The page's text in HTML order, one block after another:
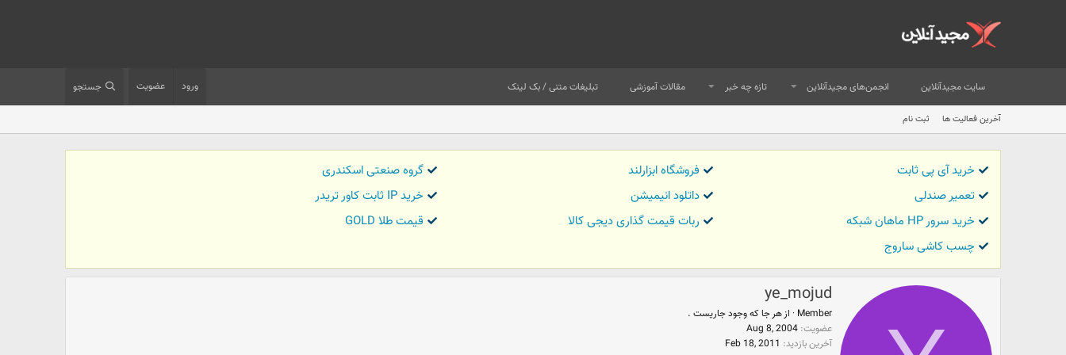
سایت مجیدآنلاین انجمن‌های مجیدآنلاین تازه چه خبر مقالات آموزشی تبلیغات متنی / بک لینک ورود عضویت جستجو
آخرین فعالیت ها ثبت نام
خرید آی پی ثابت فروشگاه ابزارلند
گروه صنعتی اسکندری
تعمیر صندلی
داتلود انیمیشن
خرید IP ثابت کاور تریدر
خرید سرور HP ماهان شبکه
ربات قیمت گذاری دیجی کالا
قیمت طلا GOLD
چسب کاشی ساروج
ye_mojud
Member
· از هر جا كه وجود جاريست .
عضویت Aug 8, 2004
آخرین بازدید Feb 18, 2011